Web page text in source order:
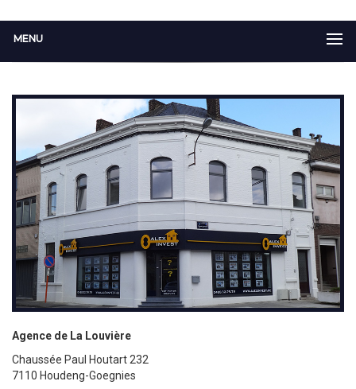
MENU
Agence de La Louvière
Chaussée Paul Houtart 232
7110 Houdeng-Goegnies